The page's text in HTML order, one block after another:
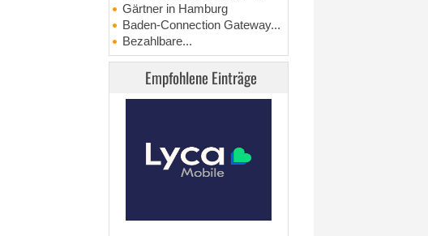
Gärtner in Hamburg
Baden-Connection Gateway...
Bezahlbare...
Empfohlene Einträge